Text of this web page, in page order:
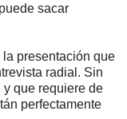
sacar
la presentación que
radial. Sin
que requiere de
perfectamente